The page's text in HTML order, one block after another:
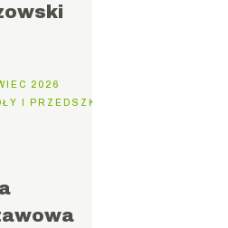
2026
I PRZEDSZKOLA